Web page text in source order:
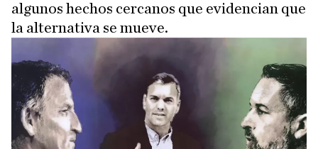
algunos hechos cercanos que evidencian que
la alternativa se mueve.